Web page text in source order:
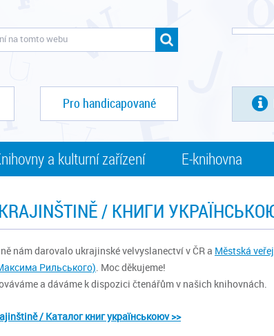
Pro handicapované
a kulturní zařízení E-knihovna
/ КНИГИ
nám darovalo ukrajinské velvyslanectví v ČR a Městská
Рильського). Moc děkujeme!
a dáváme k dispozici čtenářům v našich knihovnách.
/ Каталог книг українськоюv >>